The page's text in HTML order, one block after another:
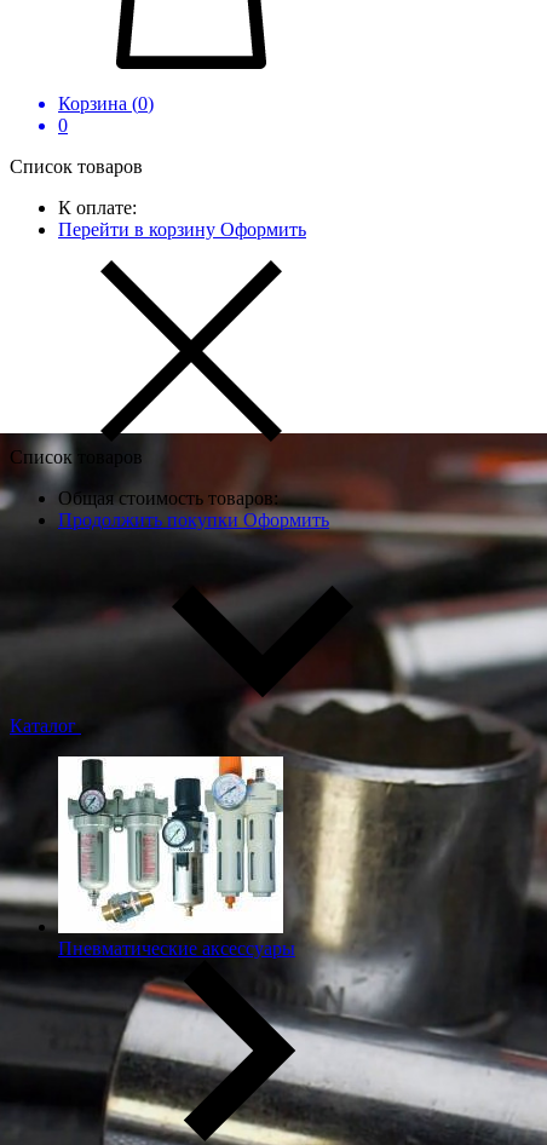
Корзина (0)
0
Список товаров
К оплате:
Перейти в корзину Оформить
Список товаров
Общая стоимость товаров:
Продолжить покупки Оформить
Каталог
Пневматические аксессуары